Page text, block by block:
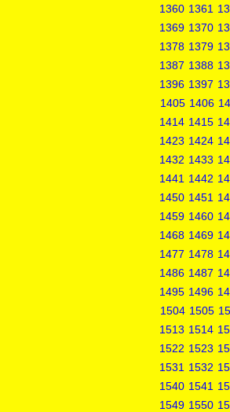
1360 1361
1369 1370
1378 1379
1387 1388
1396 1397
1405 1406
1414 1415
1423 1424
1432 1433
1441 1442
1450 1451
1459 1460
1468 1469
1477 1478
1486 1487
1495 1496
1504 1505
1513 1514
1522 1523
1531 1532
1540 1541
1549 1550